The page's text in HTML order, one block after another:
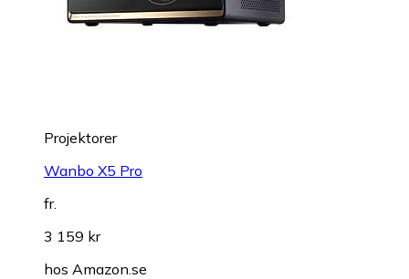
Projektorer
Wanbo X5 Pro
fr.
3 159 kr
hos Amazon.se